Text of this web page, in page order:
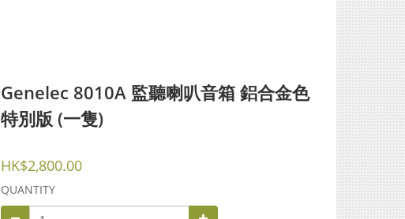
Genelec 8010A 監聽喇叭音箱 鋁合金色
特別版 (一隻)
HK$2,800.00
QUANTITY